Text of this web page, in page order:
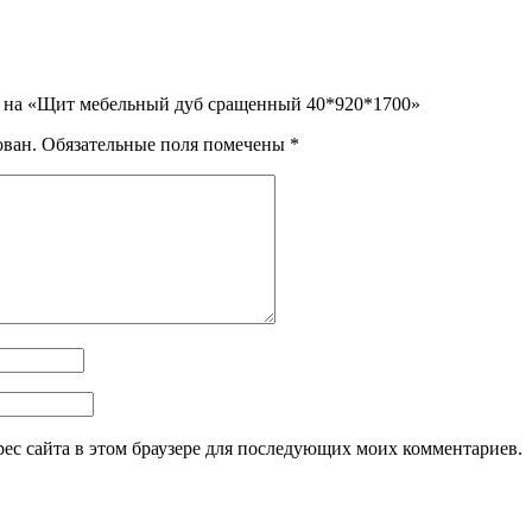
на «Щит мебельный дуб сращенный 40*920*1700»
Обязательные поля помечены *
сайта в этом браузере для последующих моих комментариев.